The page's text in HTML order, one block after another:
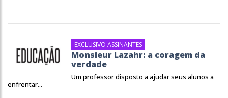
EXCLUSIVO ASSINANTES
Monsieur Lazahr: a coragem da
verdade
Um professor disposto a ajudar seus alunos a
enfrentar...